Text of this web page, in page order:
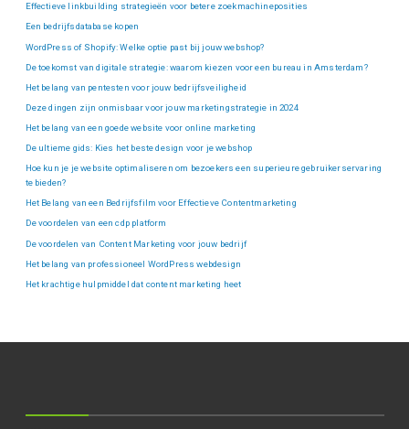
Effectieve linkbuilding strategieën voor betere zoekmachineposities
Een bedrijfsdatabase kopen
WordPress of Shopify: Welke optie past bij jouw webshop?
De toekomst van digitale strategie: waarom kiezen voor een bureau in Amsterdam?
Het belang van pentesten voor jouw bedrijfsveiligheid
Deze dingen zijn onmisbaar voor jouw marketingstrategie in 2024
Het belang van een goede website voor online marketing
De ultieme gids: Kies het beste design voor je webshop
Hoe kun je je website optimaliseren om bezoekers een superieure gebruikerservaring
te bieden?
Het Belang van een Bedrijfsfilm voor Effectieve Contentmarketing
De voordelen van een cdp platform
De voordelen van Content Marketing voor jouw bedrijf
Het belang van professioneel WordPress webdesign
Het krachtige hulpmiddel dat content marketing heet